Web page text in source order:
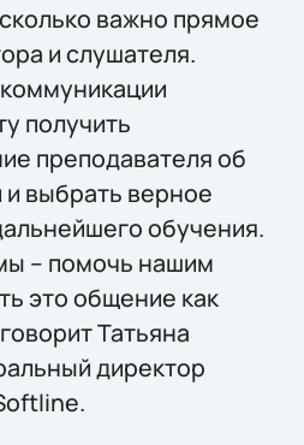
важно прямое
и слушателя.
получить
преподавателя об
выбрать верное
обучения.
– помочь нашим
это общение как
Татьяна
директор